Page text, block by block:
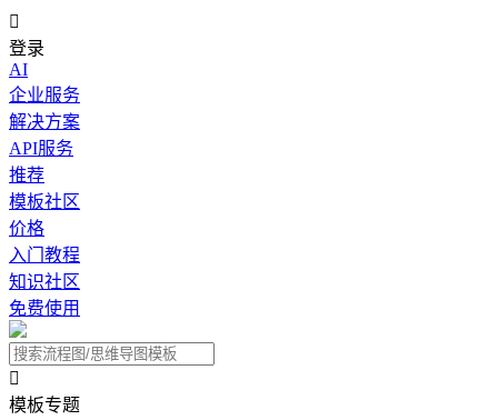

登录
AI
企业服务
解决方案
API服务
推荐
模板社区
价格
入门教程
知识社区
免费使用

模板专题